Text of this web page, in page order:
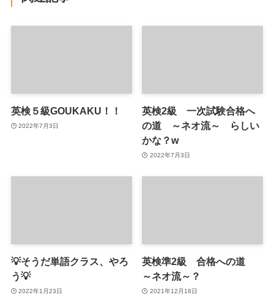
英検５級GOUKAKU！！
2022年7月3日
英検2級 一次試験合格へ
の道 ～ネオ流～ らしい
かな？w
2022年7月3日
💡そうだ単語クラス、やろ
う💡
2022年1月23日
英検準2級 合格への道
～ネオ流～？
2021年12月18日